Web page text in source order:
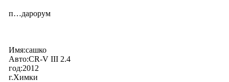
п…дарорум
Имя:сашко
Авто:CR-V III 2.4
год:2012
г.Химки